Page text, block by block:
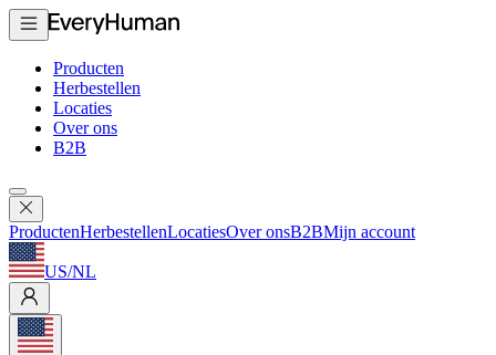
Producten
Herbestellen
Locaties
Over ons
B2B
ProductenHerbestellenLocatiesOver onsB2BMijn account
US/NL